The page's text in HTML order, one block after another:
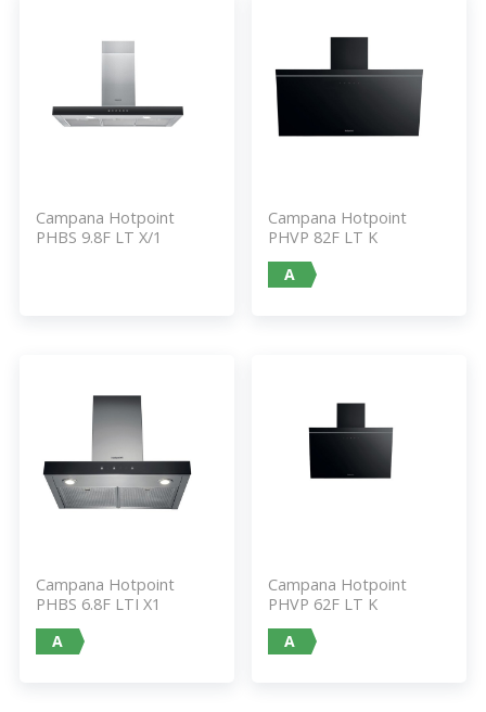
Campana Hotpoint
PHBS 9.8F LT X/1
Campana Hotpoint
PHVP 82F LT K
A
Campana Hotpoint
PHBS 6.8F LTI X1
A
Campana Hotpoint
PHVP 62F LT K
A